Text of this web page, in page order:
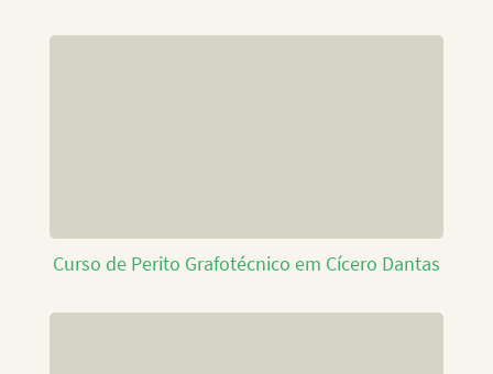
Curso de Perito Grafotécnico em Cícero Dantas